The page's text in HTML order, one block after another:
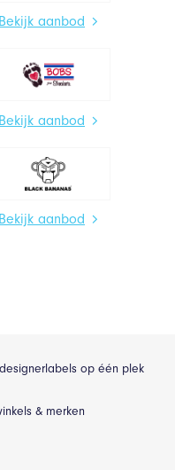
Bekijk aanbod
Bekijk aanbod
Bekijk aanbod
op één plek
& merken